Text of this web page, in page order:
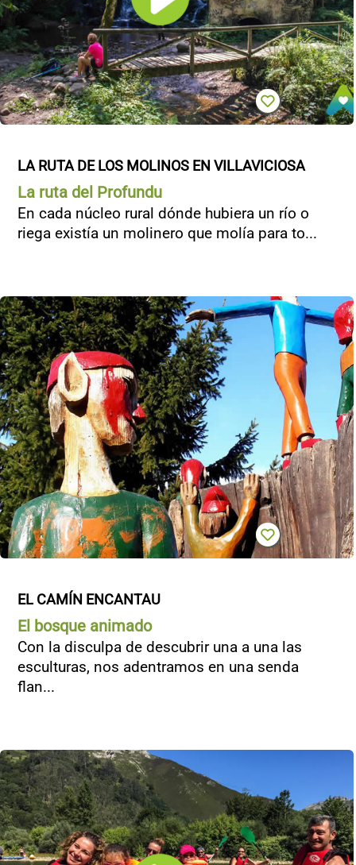
LA RUTA DE LOS MOLINOS EN VILLAVICIOSA
La ruta del Profundu
En cada núcleo rural dónde hubiera un río o
riega existía un molinero que molía para to...
EL CAMÍN ENCANTAU
El bosque animado
Con la disculpa de descubrir una a una las
esculturas, nos adentramos en una senda
flan...